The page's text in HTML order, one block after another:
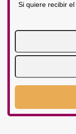
Si quiere recibir el